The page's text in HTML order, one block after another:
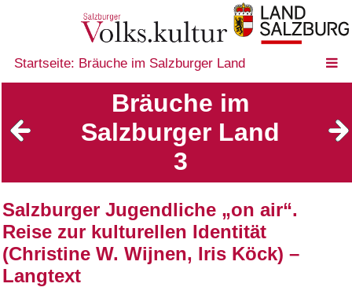
Startseite: Bräuche im Salzburger Land
Bräuche im
Salzburger Land
3
Salzburger Jugendliche „on air“.
Reise zur kulturellen Identität
(Christine W. Wijnen, Iris Köck) –
Langtext